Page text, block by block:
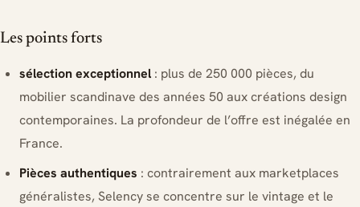
Les points forts
sélection exceptionnel : plus de 250 000 pièces, du
mobilier scandinave des années 50 aux créations design
contemporaines. La profondeur de l’offre est inégalée en
France.
Pièces authentiques : contrairement aux marketplaces
généralistes, Selency se concentre sur le vintage et le